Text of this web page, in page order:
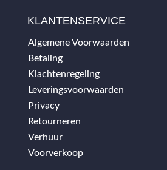
KLANTENSERVICE
Algemene Voorwaarden
Betaling
Klachtenregeling
Leveringsvoorwaarden
Privacy
Retourneren
Verhuur
Voorverkoop